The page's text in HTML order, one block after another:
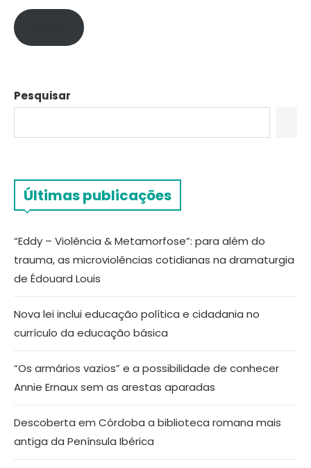
Pesquisar
Últimas publicações
“Eddy – Violência & Metamorfose”: para além do
trauma, as microviolências cotidianas na dramaturgia
de Édouard Louis
Nova lei inclui educação política e cidadania no
currículo da educação básica
“Os armários vazios” e a possibilidade de conhecer
Annie Ernaux sem as arestas aparadas
Descoberta em Córdoba a biblioteca romana mais
antiga da Península Ibérica